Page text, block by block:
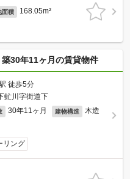
面積 168.05m²
30年11ヶ月の賃貸物件
徒歩5分
虻川字街道下
30年11ヶ月 建物構造 木造
リング